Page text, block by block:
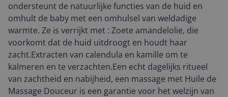
ondersteunt de natuurlijke functies van de huid en
omhult de baby met een omhulsel van weldadige
warmte. Ze is verrijkt met : Zoete amandelolie, die
voorkomt dat de huid uitdroogt en houdt haar
zacht.Extracten van calendula en kamille om te
kalmeren en te verzachten.Een echt dagelijks ritueel
van zachtheid en nabijheid, een massage met Huile de
Massage Douceur is een garantie voor het welzijn van